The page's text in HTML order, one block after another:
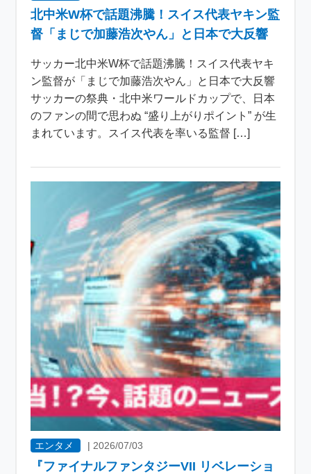
北中米W杯で話題沸騰！スイス代表ヤキン監
督「まじで加藤浩次やん」と日本で大反響
サッカー北中米W杯で話題沸騰！スイス代表ヤキ
ン監督が「まじで加藤浩次やん」と日本で大反響
サッカーの祭典・北中米ワールドカップで、日本
のファンの間で思わぬ “盛り上がりポイント” が生
まれています。スイス代表を率いる監督 […]
エンタメ | 2026/07/03
『ファイナルファンタジーVII リベレーショ